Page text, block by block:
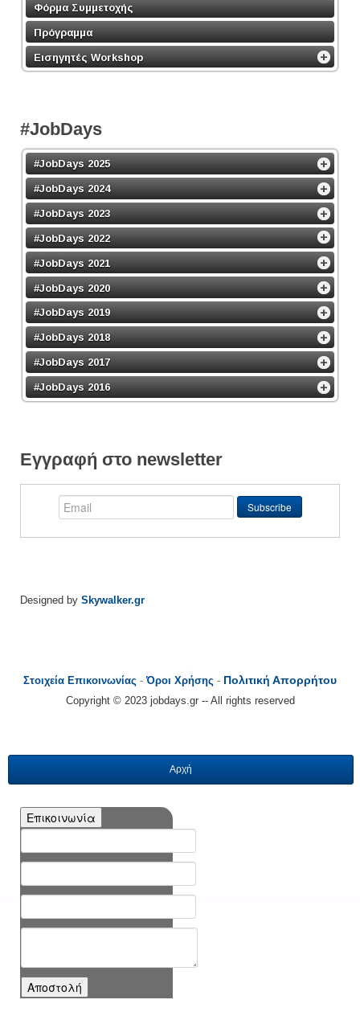
Φόρμα Συμμετοχής
Πρόγραμμα
Εισηγητές Workshop
#JobDays
#JobDays 2025
#JobDays 2024
#JobDays 2023
#JobDays 2022
#JobDays 2021
#JobDays 2020
#JobDays 2019
#JobDays 2018
#JobDays 2017
#JobDays 2016
Εγγραφή στο newsletter
Designed by Skywalker.gr
Στοιχεία Επικοινωνίας -Όροι Χρήσης - Πολιτική Απορρήτου
Copyright © 2023 jobdays.gr -- All rights reserved
Αρχή